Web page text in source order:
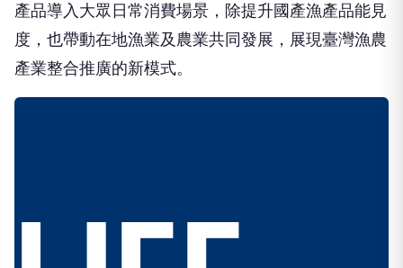
產品導入大眾日常消費場景，除提升國產漁產品能見
度，也帶動在地漁業及農業共同發展，展現臺灣漁農
產業整合推廣的新模式。